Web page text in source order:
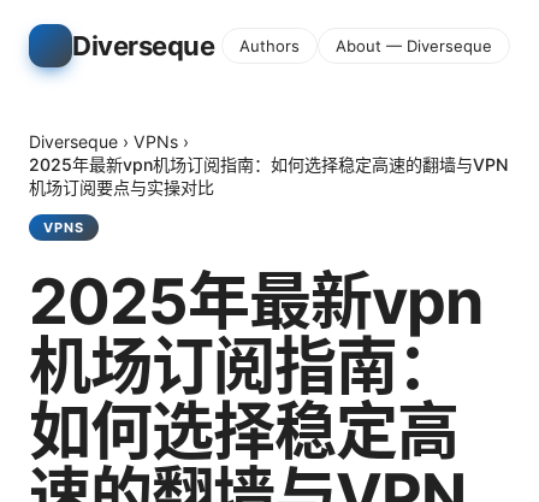
Diverseque Authors About — Diverseque
Diverseque › VPNs ›
2025年最新vpn机场订阅指南：如何选择稳定高速的翻墙与VPN
机场订阅要点与实操对比
VPNS
2025年最新vpn
机场订阅指南：
如何选择稳定高